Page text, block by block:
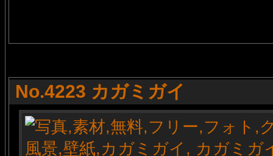
No.4223 カガミガイ